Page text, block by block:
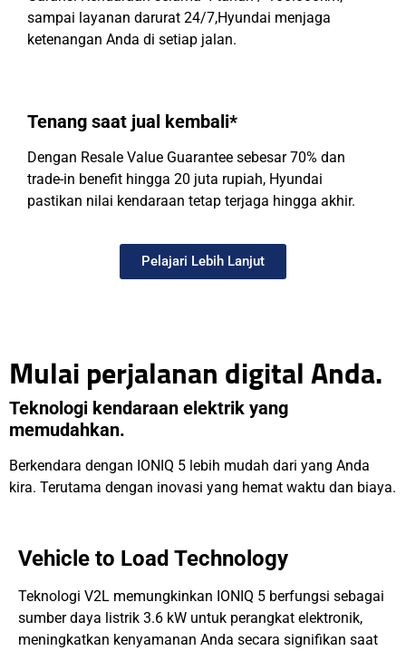
sampai layanan darurat 24/7,Hyundai menjaga
ketenangan Anda di setiap jalan.
Tenang saat jual kembali*
Dengan Resale Value Guarantee sebesar 70% dan
trade-in benefit hingga 20 juta rupiah, Hyundai
pastikan nilai kendaraan tetap terjaga hingga akhir.
Pelajari Lebih Lanjut
Mulai perjalanan digital Anda.
Teknologi kendaraan elektrik yang
memudahkan.
Berkendara dengan IONIQ 5 lebih mudah dari yang Anda
kira. Terutama dengan inovasi yang hemat waktu dan biaya.
Vehicle to Load Technology
Teknologi V2L memungkinkan IONIQ 5 berfungsi sebagai
sumber daya listrik 3.6 kW untuk perangkat elektronik,
meningkatkan kenyamanan Anda secara signifikan saat